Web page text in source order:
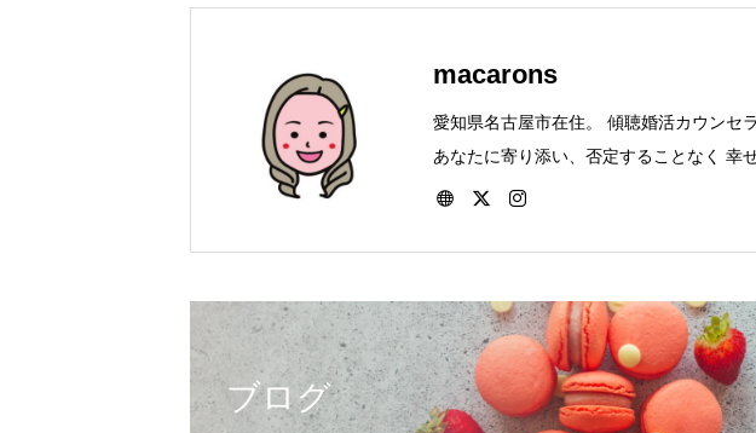
macarons
愛知県名古屋市在住。 傾聴婚活カウンセ
あなたに寄り添い、否定することなく 幸
ートをしています。 会員・非会員関係な
ブログ